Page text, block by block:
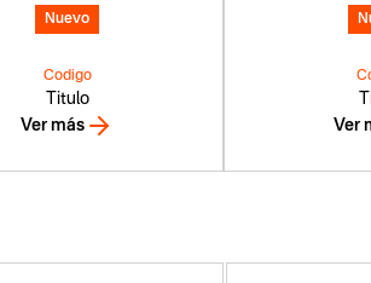
Nuevo
Titulo
Codigo
Ver más Ver